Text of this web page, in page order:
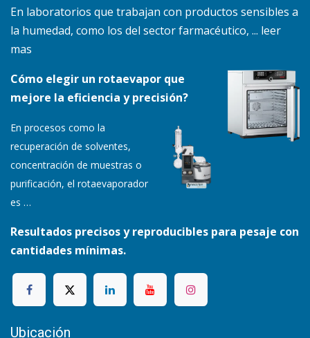
En laboratorios que trabajan con productos sensibles a
la humedad, como los del sector farmacéutico, ... leer
mas
Cómo elegir un rotaevapor que
mejore la eficiencia y precisión?
En procesos como la
recuperación de solventes,
concentración de muestras o
purificación, el rotaevaporador
es …
Resultados precisos y reproducibles para pesaje con
cantidades mínimas.
Ubicación